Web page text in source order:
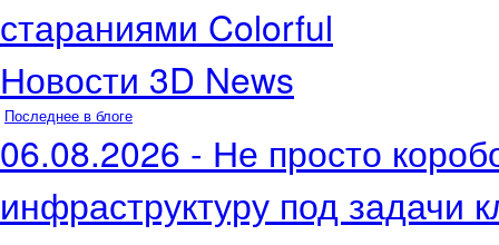
стараниями Colorful
Новости 3D News
Последнее в блоге
06.08.2026 - Не просто
инфраструктуру под задачи